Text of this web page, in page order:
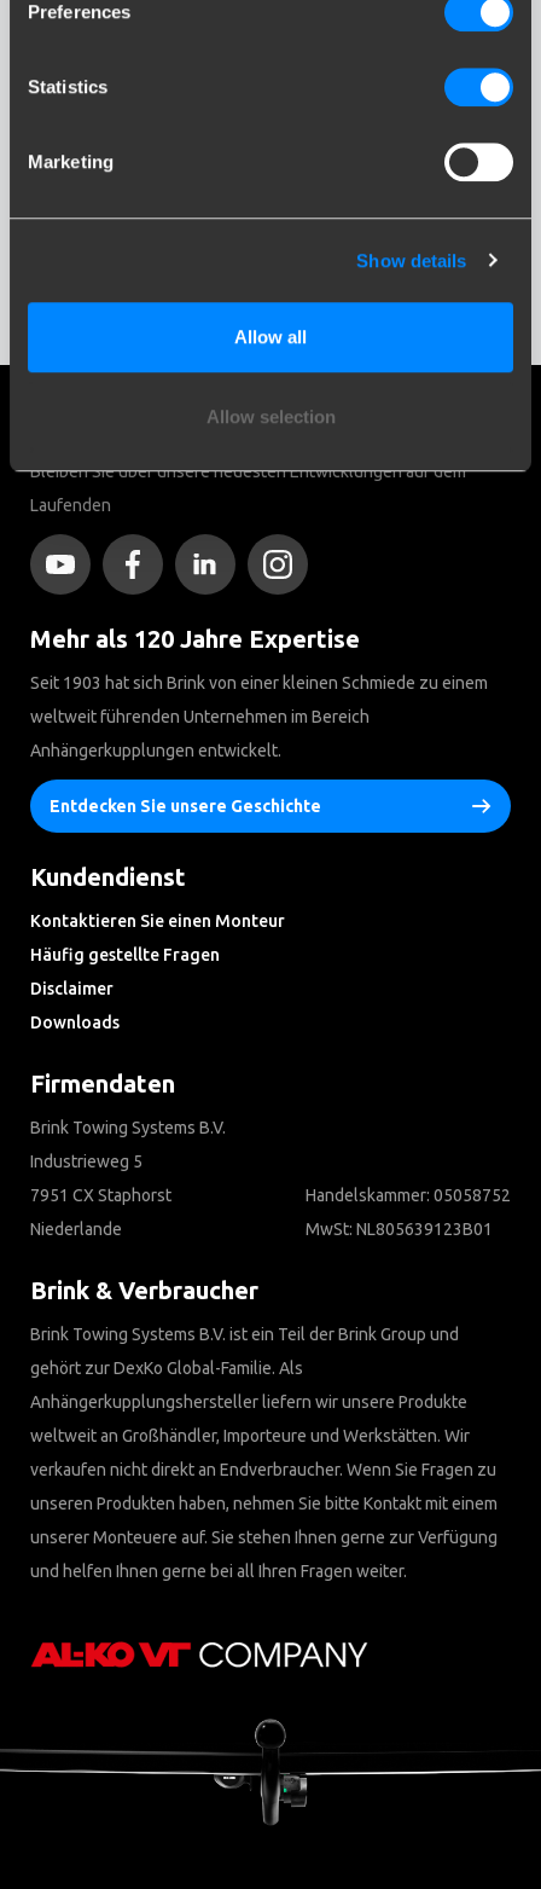
Preferences
Statistics
Marketing
Show details
Allow all
Allow selection
Bleiben Sie über unsere neuesten Entwicklungen auf dem
Laufenden
Mehr als 120 Jahre Expertise
Seit 1903 hat sich Brink von einer kleinen Schmiede zu einem
weltweit führenden Unternehmen im Bereich
Anhängerkupplungen entwickelt.
Entdecken Sie unsere Geschichte
Kundendienst
Kontaktieren Sie einen Monteur
Häufig gestellte Fragen
Disclaimer
Downloads
Firmendaten
Brink Towing Systems B.V.
Industrieweg 5
7951 CX Staphorst
Niederlande
Handelskammer: 05058752
MwSt: NL805639123B01
Brink & Verbraucher
Brink Towing Systems B.V. ist ein Teil der Brink Group und
gehört zur DexKo Global-Familie. Als
Anhängerkupplungshersteller liefern wir unsere Produkte
weltweit an Großhändler, Importeure und Werkstätten. Wir
verkaufen nicht direkt an Endverbraucher. Wenn Sie Fragen zu
unseren Produkten haben, nehmen Sie bitte Kontakt mit einem
unserer Monteuere auf. Sie stehen Ihnen gerne zur Verfügung
und helfen Ihnen gerne bei all Ihren Fragen weiter.